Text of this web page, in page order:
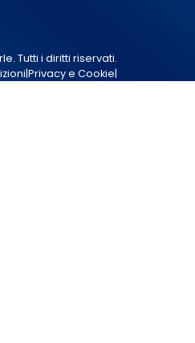
Tutti i diritti riservati.
|Privacy e Cookie|